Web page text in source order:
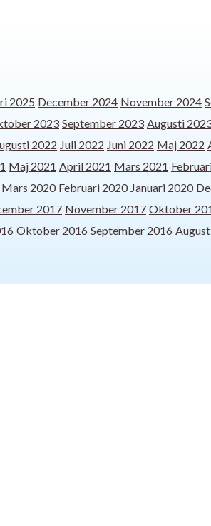
2025 December 2024 November 2024
2023 September 2023 Augusti
2022 Juli 2022 Juni 2022 Maj 2022
Maj 2021 April 2021 Mars 2021
Mars 2020 Februari 2020 Januari 2020
2017 November 2017 Oktober
Oktober 2016 September 2016